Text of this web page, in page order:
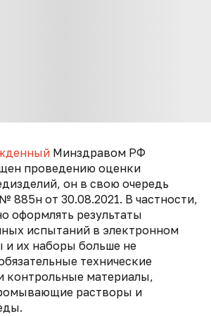
Минздравом РФ
проведению оценки
он в свою очередь
885н от 30.08.2021. В частности,
оформлять результаты
испытаний в электронном
и их наборы больше не
технические
контрольные материалы,
растворы и